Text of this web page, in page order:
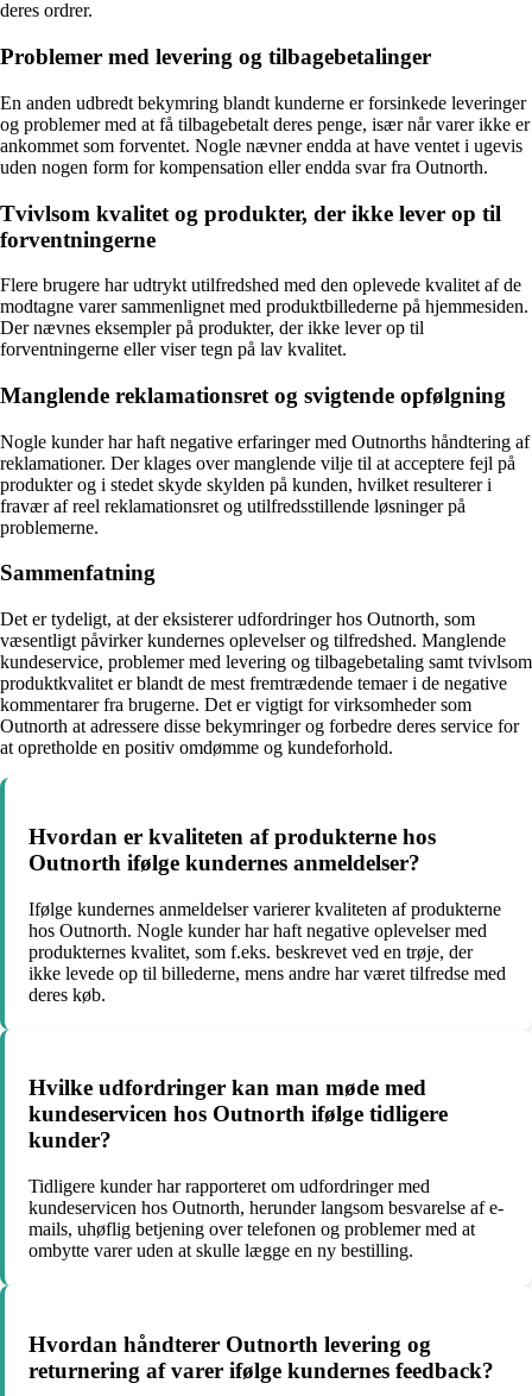
deres ordrer.
Problemer med levering og tilbagebetalinger
En anden udbredt bekymring blandt kunderne er forsinkede leveringer
og problemer med at få tilbagebetalt deres penge, især når varer ikke er
ankommet som forventet. Nogle nævner endda at have ventet i ugevis
uden nogen form for kompensation eller endda svar fra Outnorth.
Tvivlsom kvalitet og produkter, der ikke lever op til
forventningerne
Flere brugere har udtrykt utilfredshed med den oplevede kvalitet af de
modtagne varer sammenlignet med produktbillederne på hjemmesiden.
Der nævnes eksempler på produkter, der ikke lever op til
forventningerne eller viser tegn på lav kvalitet.
Manglende reklamationsret og svigtende opfølgning
Nogle kunder har haft negative erfaringer med Outnorths håndtering af
reklamationer. Der klages over manglende vilje til at acceptere fejl på
produkter og i stedet skyde skylden på kunden, hvilket resulterer i
fravær af reel reklamationsret og utilfredsstillende løsninger på
problemerne.
Sammenfatning
Det er tydeligt, at der eksisterer udfordringer hos Outnorth, som
væsentligt påvirker kundernes oplevelser og tilfredshed. Manglende
kundeservice, problemer med levering og tilbagebetaling samt tvivlsom
produktkvalitet er blandt de mest fremtrædende temaer i de negative
kommentarer fra brugerne. Det er vigtigt for virksomheder som
Outnorth at adressere disse bekymringer og forbedre deres service for
at opretholde en positiv omdømme og kundeforhold.
Hvordan er kvaliteten af produkterne hos
Outnorth ifølge kundernes anmeldelser?
Ifølge kundernes anmeldelser varierer kvaliteten af produkterne
hos Outnorth. Nogle kunder har haft negative oplevelser med
produkternes kvalitet, som f.eks. beskrevet ved en trøje, der
ikke levede op til billederne, mens andre har været tilfredse med
deres køb.
Hvilke udfordringer kan man møde med
kundeservicen hos Outnorth ifølge tidligere
kunder?
Tidligere kunder har rapporteret om udfordringer med
kundeservicen hos Outnorth, herunder langsom besvarelse af e-
mails, uhøflig betjening over telefonen og problemer med at
ombytte varer uden at skulle lægge en ny bestilling.
Hvordan håndterer Outnorth levering og
returnering af varer ifølge kundernes feedback?